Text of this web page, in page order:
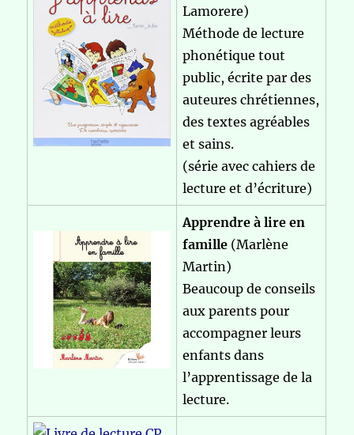
Lamorere)
Méthode de lecture
phonétique tout
public, écrite par des
auteures chrétiennes,
des textes agréables
et sains.
(série avec cahiers de
lecture et d’écriture)
Apprendre à lire en
famille (Marlène
Martin)
Beaucoup de conseils
aux parents pour
accompagner leurs
enfants dans
l’apprentissage de la
lecture.